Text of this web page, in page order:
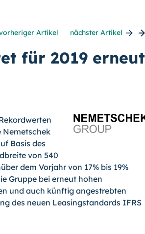
Artikel nächster Artikel
für 2019 erneut
Nemetschek
Basis des
von 540
dem Vorjahr von 17% bis 19%
Gruppe bei erneut hohen
und auch künftig angestrebten
des neuen Leasingstandards IFRS